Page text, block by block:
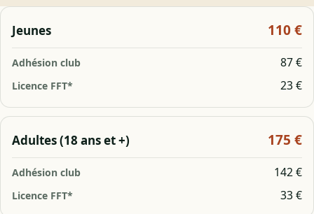
Jeunes 110 €
87 €
23 €
Adultes (18 ans et +) 175 €
142 €
33 €